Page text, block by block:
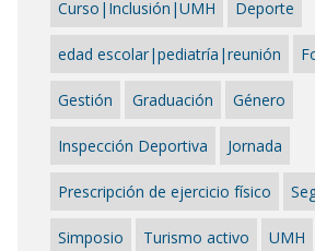
Curso|Inclusión|UMH Deporte
edad escolar|pediatría|reunión
Gestión Graduación Género
Inspección Deportiva Jornada
Prescripción de ejercicio físico
Simposio Turismo activo UMH